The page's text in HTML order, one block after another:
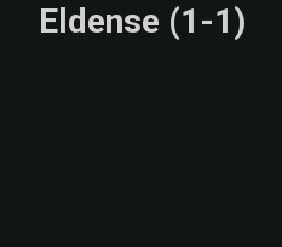
Eldense (1-1)